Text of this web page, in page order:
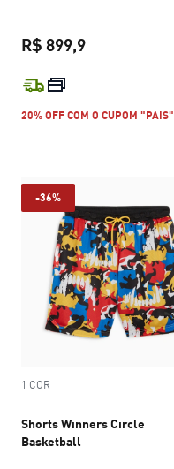
R$ 899,9
20% OFF COM O CUPOM "PAIS"
-36%
1 COR
Shorts Winners Circle
Basketball